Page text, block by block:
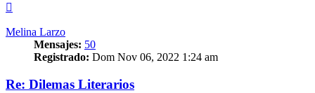
Melina Larzo
Mensajes: 50
Registrado: Dom Nov 06, 2022 1:24 am
Re: Dilemas Literarios